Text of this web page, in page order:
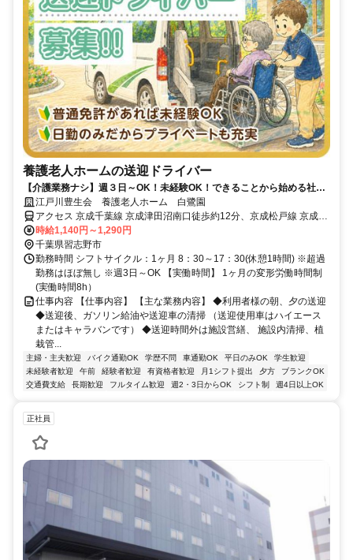
養護老人ホームの送迎ドライバー
【介護業務ナシ】週３日～OK！未経験OK！できることから始める社会
貢献ができます
江戸川豊生会 養護老人ホーム 白鷺園
アクセス 京成千葉線 京成津田沼南口徒歩約12分、京成松戸線 京成津
田沼南口徒歩約12分、京成本線 京成津田沼南口徒歩約12分 「京成津
田沼駅」より徒歩10分
時給1,140円～1,290円
千葉県習志野市
勤務時間 シフトサイクル：1ヶ月 8：30～17：30(休憩1時間) ※超過
勤務はほぼ無し ※週3日～OK 【実働時間】 1ヶ月の変形労働時間制
(実働時間8h）
仕事内容 【仕事内容】 【主な業務内容】 ◆利用者様の朝、夕の送迎
◆送迎後、ガソリン給油や送迎車の清掃 （送迎使用車はハイエース
またはキャラバンです） ◆送迎時間外は施設営繕、 施設内清掃、植
栽管...
主婦・主夫歓迎 バイク通勤OK 学歴不問 車通勤OK 平日のみOK
学生歓迎
未経験者歓迎
午前 経験者歓迎 有資格者歓迎 月1シフト提出 夕方
ブランクOK
交通費支給
長期歓迎 フルタイム歓迎 週2・3日からOK シフト制 週4日以上OK
正社員